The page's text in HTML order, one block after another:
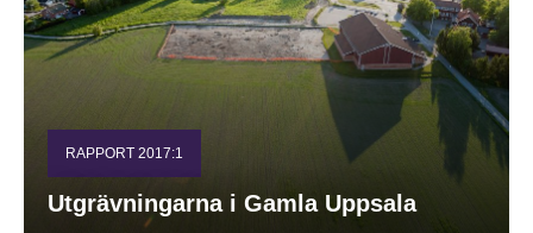
RAPPORT 2017:1
Utgrävningarna i Gamla Uppsala